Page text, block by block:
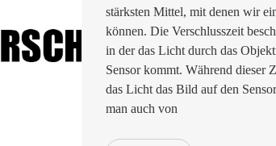
stärksten Mittel, mit denen wir
können. Die Verschlusszeit
in der das Licht durch das
Sensor kommt. Während dieser
das Licht das Bild auf den
man auch von